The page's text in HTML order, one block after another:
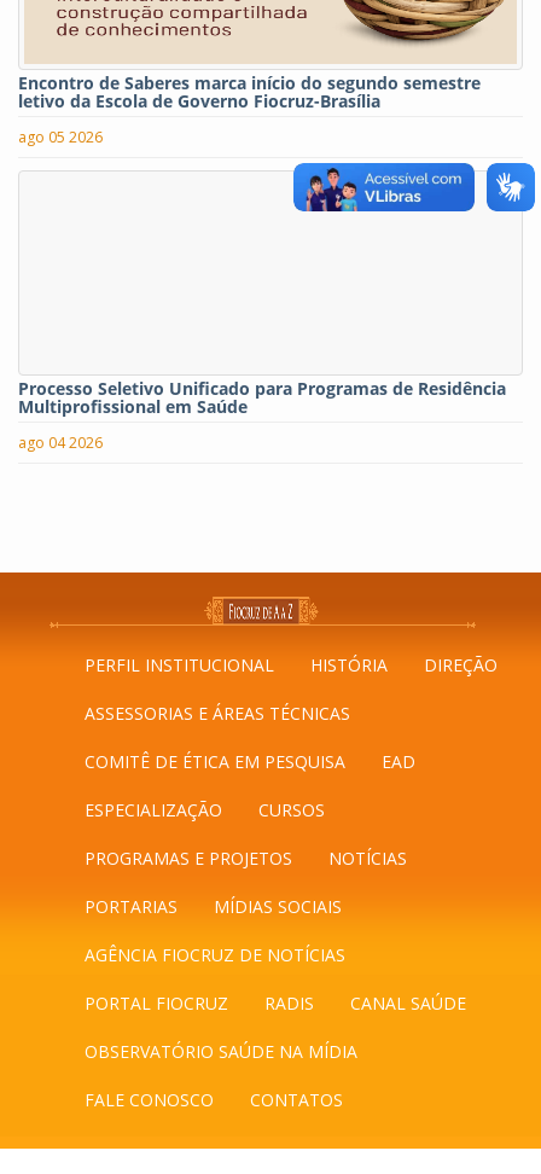
Encontro de Saberes marca início do segundo semestre
letivo da Escola de Governo Fiocruz-Brasília
ago 05 2026
Processo Seletivo Unificado para Programas de Residência
Multiprofissional em Saúde
ago 04 2026
PERFIL INSTITUCIONAL HISTÓRIA DIREÇÃO
ASSESSORIAS E ÁREAS TÉCNICAS
COMITÊ DE ÉTICA EM PESQUISA EAD
ESPECIALIZAÇÃO CURSOS
PROGRAMAS E PROJETOS NOTÍCIAS
PORTARIAS MÍDIAS SOCIAIS
AGÊNCIA FIOCRUZ DE NOTÍCIAS
PORTAL FIOCRUZ RADIS CANAL SAÚDE
OBSERVATÓRIO SAÚDE NA MÍDIA
FALE CONOSCO CONTATOS